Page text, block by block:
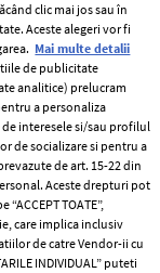
conditii
cookies
clic mai jos sau în
Aceste alegeri vor fi
Mai multe detalii
de publicitate
analitice) prelucram
a personaliza
interesele si/sau profilul
de socializare si pentru a
de art. 15-22 din
Aceste drepturi pot
“ACCEPT TOATE”,
care implica inclusiv
de catre Vendor-ii cu
INDIVIDUAL” puteti